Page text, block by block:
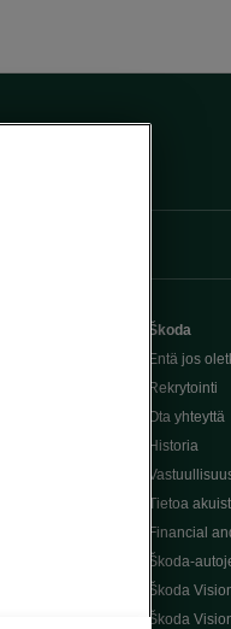
Škoda
Entä jos
Rekrytointi
Ota yhteyttä
Historia
Tietoa
Financial
Škoda-
Škoda
Škoda